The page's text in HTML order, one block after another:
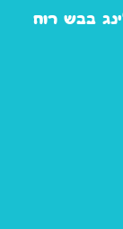
בבש רוח